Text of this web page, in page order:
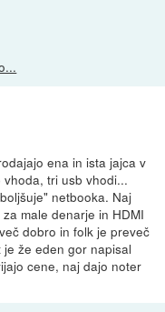
ena in ista jajca v
tri usb vhodi...
netbooka. Naj
male denarje in HDMI
dobro in folk je preveč
že eden gor napisal
cene, naj dajo noter